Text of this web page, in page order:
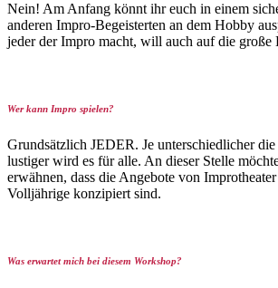
Nein! Am Anfang könnt ihr euch in einem
anderen Impro-Begeisterten an dem Hobby
jeder der Impro macht, will auch auf die große
Wer kann Impro spielen?
Grundsätzlich JEDER. Je unterschiedlicher
lustiger wird es für alle. An dieser Stelle
erwähnen, dass die Angebote von
Volljährige konzipiert sind.
Was erwartet mich bei diesem Workshop?